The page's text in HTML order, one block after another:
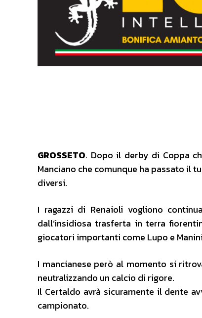
GROSSETO. Dopo il derby di Coppa
Manciano che comunque ha passato il
diversi.
I ragazzi di Renaioli vogliono
dall’insidiosa trasferta in terra
giocatori importanti come Lupo e
I mancianese però al momento si
neutralizzando un calcio di rigore.
Il Certaldo avrà sicuramente il dente
campionato.